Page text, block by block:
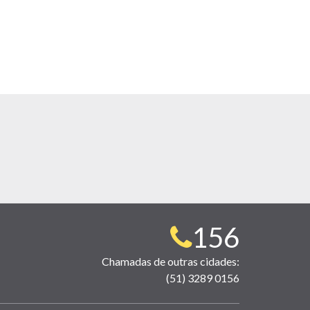
Telefone
para
contato:
156
Chamadas de outras cidades:
(51) 3289 0156